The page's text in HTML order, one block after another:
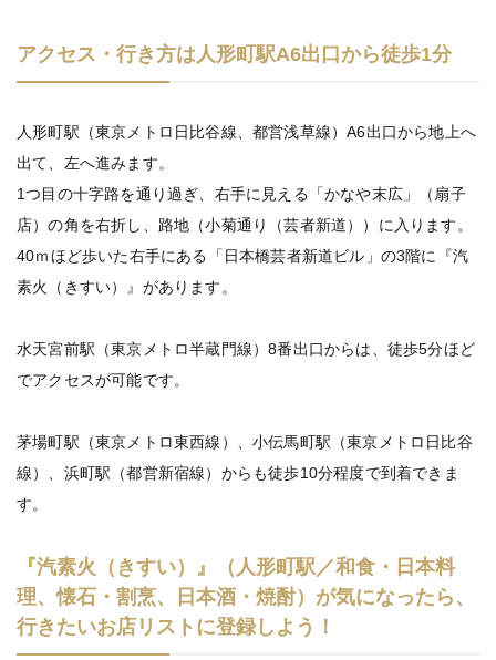
アクセス・行き方は人形町駅A6出口から徒歩1分
人形町駅（東京メトロ日比谷線、都営浅草線）A6出口から地上へ
出て、左へ進みます。
1つ目の十字路を通り過ぎ、右手に見える「かなや末広」（扇子
店）の角を右折し、路地（小菊通り（芸者新道））に入ります。
40ｍほど歩いた右手にある「日本橋芸者新道ビル」の3階に『汽
素火（きすい）』があります。
水天宮前駅（東京メトロ半蔵門線）8番出口からは、徒歩5分ほど
でアクセスが可能です。
茅場町駅（東京メトロ東西線）、小伝馬町駅（東京メトロ日比谷
線）、浜町駅（都営新宿線）からも徒歩10分程度で到着できま
す。
『汽素火（きすい）』（人形町駅／和食・日本料
理、懐石・割烹、日本酒・焼酎）が気になったら、
行きたいお店リストに登録しよう！